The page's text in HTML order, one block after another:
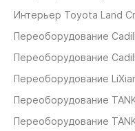
Интерьер Toyota Land
Переоборудование
Переоборудование
Переоборудование
Переоборудование
Переоборудование